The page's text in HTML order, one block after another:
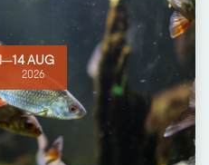
─14 AUG
2026